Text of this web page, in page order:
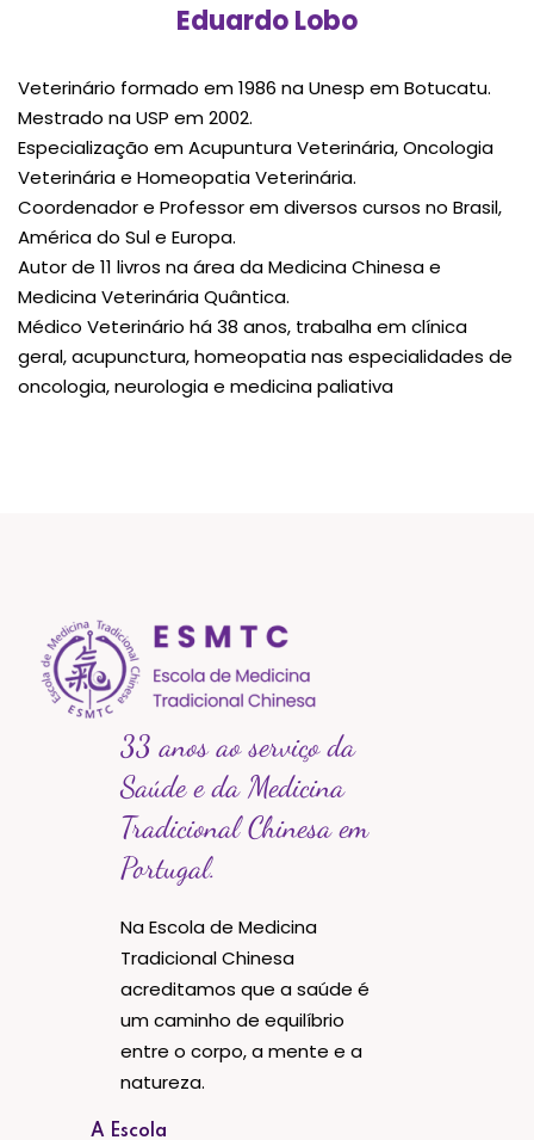
Eduardo Lobo
Veterinário formado em 1986 na Unesp em Botucatu.
Mestrado na USP em 2002.
Especialização em Acupuntura Veterinária, Oncologia
Veterinária e Homeopatia Veterinária.
Coordenador e Professor em diversos cursos no Brasil,
América do Sul e Europa.
Autor de 11 livros na área da Medicina Chinesa e
Medicina Veterinária Quântica.
Médico Veterinário há 38 anos, trabalha em clínica
geral, acupunctura, homeopatia nas especialidades de
oncologia, neurologia e medicina paliativa
33 anos ao serviço da
Saúde e da Medicina
Tradicional Chinesa em
Portugal.
Na Escola de Medicina
Tradicional Chinesa
acreditamos que a saúde é
um caminho de equilíbrio
entre o corpo, a mente e a
natureza.
A Escola